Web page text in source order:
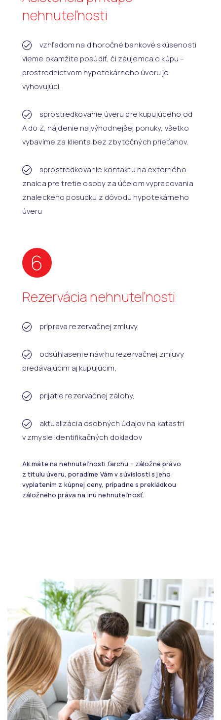
nehnuteľnosti
vzhľadom na dlhoročné bankové skúsenosti
vieme okamžite posúdiť, či záujemca o kúpu –
prostredníctvom hypotekárneho úveru je
vyhovujúci,
sprostredkovanie úveru pre kupujúceho od
A do Z, nájdenie najvýhodnejšej ponuky, všetko
vybavíme za klienta bez zbytočných prieťahov,
sprostredkovanie kontaktu na externého
znalca pre tretie osoby za účelom vypracovania
znaleckého posudku z dôvodu hypotekárneho
úveru
6
Rezervácia nehnuteľnosti
príprava rezervačnej zmluvy,
odsúhlasenie návrhu rezervačnej zmluvy
predávajúcim aj kupujúcim,
prijatie rezervačnej zálohy,
aktualizácia osobných údajov na katastri
v zmysle identifikačných dokladov
Ak máte na nehnuteľnosti ťarchu – záložné právo
z titulu úveru, poradíme Vám v súvislosti s jeho
vyplatením z kúpnej ceny, prípadne s prekládkou
záložného práva na inú nehnuteľnosť.